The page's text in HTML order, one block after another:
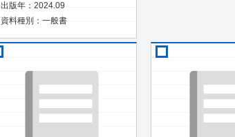
出版年：2024.09
資料種別：一般書